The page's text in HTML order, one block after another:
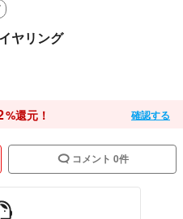
ヤリング
%還元！ 確認する
コメント 0件